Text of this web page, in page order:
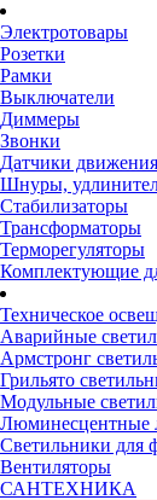
Электротовары
Розетки
Рамки
Выключатели
Диммеры
Звонки
Датчики движения
Шнуры,
Стабилизаторы
Трансформаторы
Терморегуляторы
Комплектующие
Техническое
Аварийные
Армстронг
Грильято
Модульные
Люминесцентные
Светильники для
Вентиляторы
САНТЕХНИКА